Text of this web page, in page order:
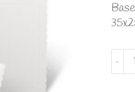
Base
fina